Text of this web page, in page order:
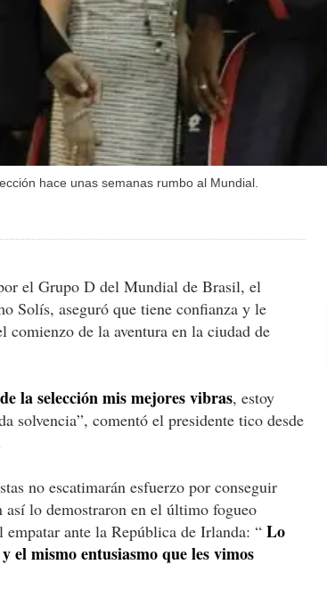
hace unas semanas rumbo al Mundial.
el Grupo D del Mundial de Brasil, el
Solís, aseguró que tiene confianza y le
comienzo de la aventura en la ciudad de
la selección mis mejores vibras, estoy
solvencia”, comentó el presidente tico desde
no escatimarán esfuerzo por conseguir
así lo demostraron en el último fogueo
ante la República de Irlanda: “ Lo
el mismo entusiasmo que les vimos